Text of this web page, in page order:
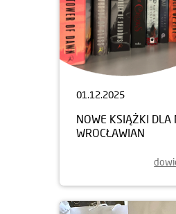
01.12.2025
NOWE KSIĄŻKI DLA
WROCŁAWIAN